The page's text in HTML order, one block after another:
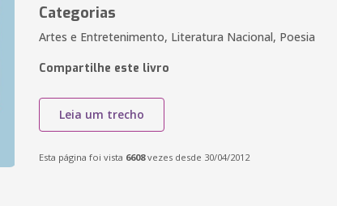
Categorias
Artes e Entretenimento, Literatura Nacional, Poesia
Compartilhe este livro
Leia um trecho
Esta página foi vista 6608vezes desde 30/04/2012